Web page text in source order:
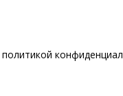
политикой